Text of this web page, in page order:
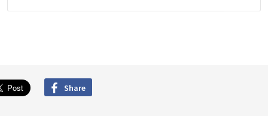
Share